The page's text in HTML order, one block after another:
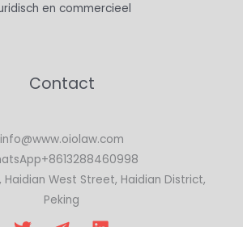
en commercieel
Contact
info@www.oiolaw.com
Haidian West Street, Haidian District,
Peking